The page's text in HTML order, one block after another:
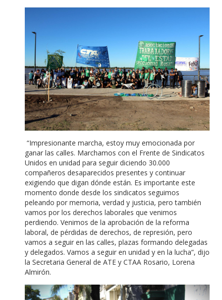
“Impresionante marcha, estoy muy emocionada por
ganar las calles. Marchamos con el Frente de Sindicatos
Unidos en unidad para seguir diciendo 30.000
compañeros desaparecidos presentes y continuar
exigiendo que digan dónde están. Es importante este
momento donde desde los sindicatos seguimos
peleando por memoria, verdad y justicia, pero también
vamos por los derechos laborales que venimos
perdiendo. Venimos de la aprobación de la reforma
laboral, de pérdidas de derechos, de represión, pero
vamos a seguir en las calles, plazas formando delegadas
y delegados. Vamos a seguir en unidad y en la lucha”, dijo
la Secretaria General de ATE y CTAA Rosario, Lorena
Almirón.